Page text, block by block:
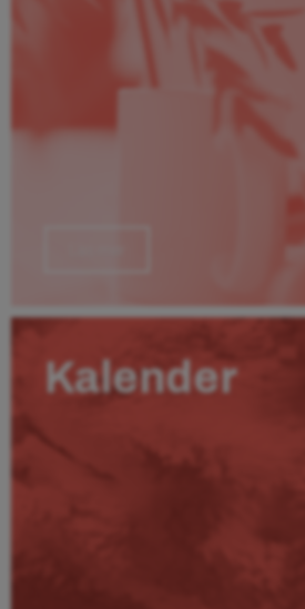
Kalender